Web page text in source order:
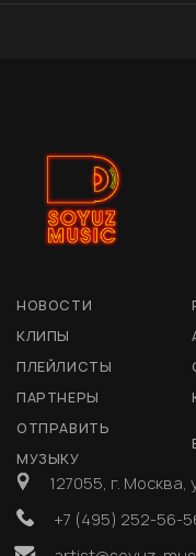
НОВОСТИ
КЛИПЫ
ПЛЕЙЛИСТЫ
ПАРТНЕРЫ
ОТПРАВИТЬ
МУЗЫКУ
127055, г. Москва,
+7 (495) 252-56-